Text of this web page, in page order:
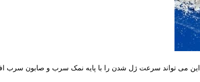
این می تواند سرعت ژل شدن را با پایه نمک سرب و صابون سرب